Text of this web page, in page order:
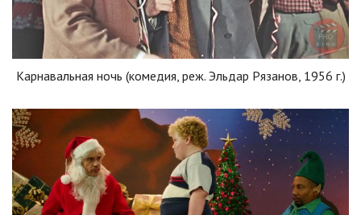
Карнавальная ночь (комедия, реж. Эльдар Рязанов, 1956 г.)